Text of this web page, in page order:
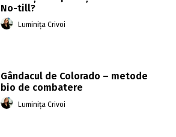
No-till?
Luminița Crivoi
Gândacul de Colorado – metode
bio de combatere
Luminița Crivoi